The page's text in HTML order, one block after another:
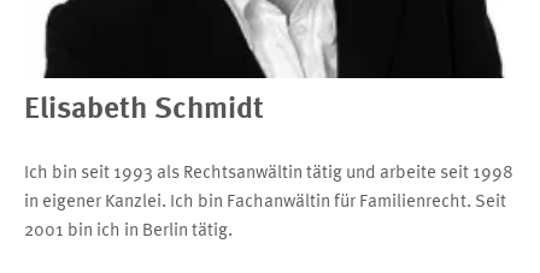
Elisabeth Schmidt
Ich bin seit 1993 als Rechtsanwältin tätig und arbeite seit 1998
in eigener Kanzlei. Ich bin Fachanwältin für Familienrecht. Seit
2001 bin ich in Berlin tätig.